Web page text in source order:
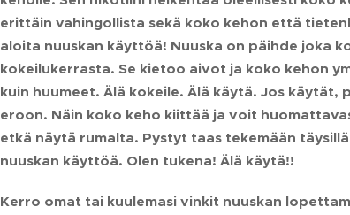
erittäin vahingollista sekä koko kehon että
aloita nuuskan käyttöä! Nuuska on päihde joka
kokeilukerrasta. Se kietoo aivot ja koko kehon
kuin huumeet. Älä kokeile. Älä käytä. Jos käytät,
eroon. Näin koko keho kiittää ja voit
etkä näytä rumalta. Pystyt taas tekemään
nuuskan käyttöä. Olen tukena! Älä käytä!!
Kerro omat tai kuulemasi vinkit nuuskan